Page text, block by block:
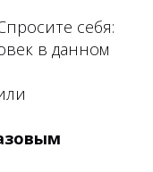
себя:
в данном